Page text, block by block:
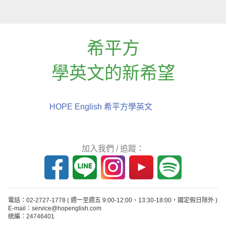
希平方
學英文的新希望
HOPE English 希平方學英文
加入我們 / 追蹤：
電話：02-2727-1778 ( 週一至週五 9:00-12:00、13:30-18:00，國定假日除外 )
E-mail：service@hopenglish.com
統編：24746401